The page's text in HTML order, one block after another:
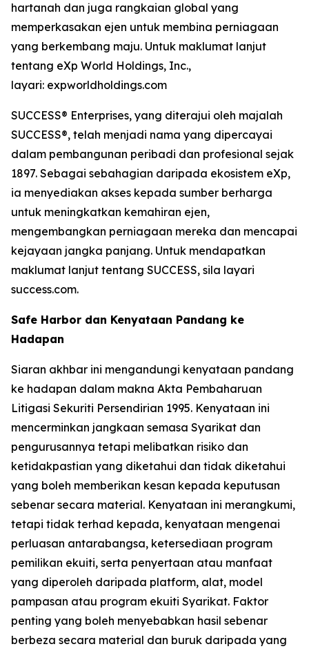
hartanah dan juga rangkaian global yang
memperkasakan ejen untuk membina perniagaan
yang berkembang maju. Untuk maklumat lanjut
tentang eXp World Holdings, Inc.,
layari: expworldholdings.com
SUCCESS® Enterprises, yang diterajui oleh majalah
SUCCESS®, telah menjadi nama yang dipercayai
dalam pembangunan peribadi dan profesional sejak
1897. Sebagai sebahagian daripada ekosistem eXp,
ia menyediakan akses kepada sumber berharga
untuk meningkatkan kemahiran ejen,
mengembangkan perniagaan mereka dan mencapai
kejayaan jangka panjang. Untuk mendapatkan
maklumat lanjut tentang SUCCESS, sila layari
success.com.
Safe Harbor dan Kenyataan Pandang ke
Hadapan
Siaran akhbar ini mengandungi kenyataan pandang
ke hadapan dalam makna Akta Pembaharuan
Litigasi Sekuriti Persendirian 1995. Kenyataan ini
mencerminkan jangkaan semasa Syarikat dan
pengurusannya tetapi melibatkan risiko dan
ketidakpastian yang diketahui dan tidak diketahui
yang boleh memberikan kesan kepada keputusan
sebenar secara material. Kenyataan ini merangkumi,
tetapi tidak terhad kepada, kenyataan mengenai
perluasan antarabangsa, ketersediaan program
pemilikan ekuiti, serta penyertaan atau manfaat
yang diperoleh daripada platform, alat, model
pampasan atau program ekuiti Syarikat. Faktor
penting yang boleh menyebabkan hasil sebenar
berbeza secara material dan buruk daripada yang